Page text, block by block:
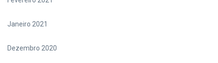
Janeiro 2021
Dezembro 2020